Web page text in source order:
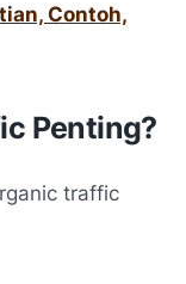
Contoh,
Penting?
traffic